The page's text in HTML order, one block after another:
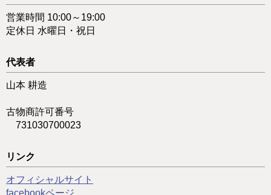
営業時間 10:00～19:00
定休日 水曜日・祝日
代表者
山本 耕造
古物商許可番号
731030700023
リンク
オフィシャルサイト
facebookページ